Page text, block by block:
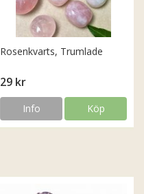
Rosenkvarts, Trumlade
29 kr
Info Köp